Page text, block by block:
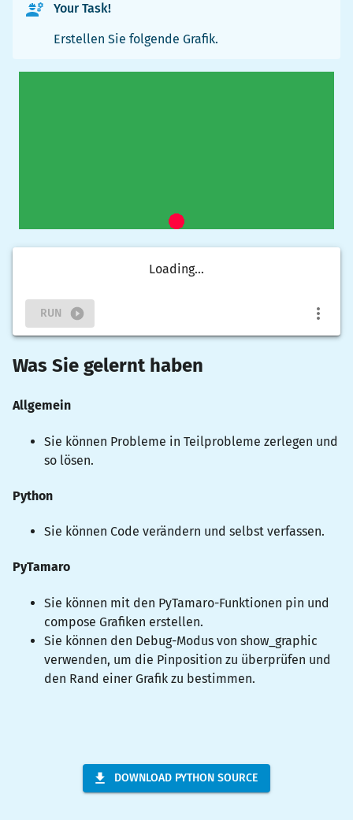
Your Task!
Erstellen Sie folgende Grafik.
Loading...
RUN
Was Sie gelernt haben
Allgemein
Sie können Probleme in Teilprobleme zerlegen und
so lösen.
Python
Sie können Code verändern und selbst verfassen.
PyTamaro
Sie können mit den PyTamaro-Funktionen pin und
compose Grafiken erstellen.
Sie können den Debug-Modus von show_graphic
verwenden, um die Pinposition zu überprüfen und
den Rand einer Grafik zu bestimmen.
DOWNLOAD PYTHON SOURCE